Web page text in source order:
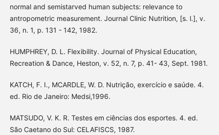
normal and semistarved human subjects: relevance to
antropometric measurement. Journal Clinic Nutrition, [s. l.], v.
36, n. 1, p. 131 - 142, 1982.
HUMPHREY, D. L. Flexibility. Journal of Physical Education,
Recreation & Dance, Heston, v. 52, n. 7, p. 41- 43, Sept. 1981.
KATCH, F. I., MCARDLE, W. D. Nutrição, exercício e saúde. 4.
ed. Rio de Janeiro: Medsi,1996.
MATSUDO, V. K. R. Testes em ciências dos esportes. 4. ed.
São Caetano do Sul: CELAFISCS, 1987.